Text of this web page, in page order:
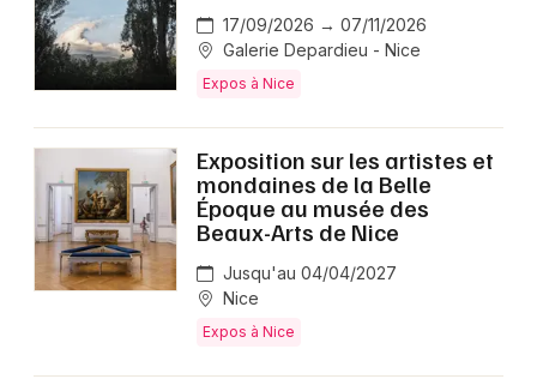
17/09/2026 → 07/11/2026
Galerie Depardieu - Nice
Expos à Nice
Exposition sur les artistes et
mondaines de la Belle
Époque au musée des
Beaux-Arts de Nice
Jusqu'au 04/04/2027
Nice
Expos à Nice